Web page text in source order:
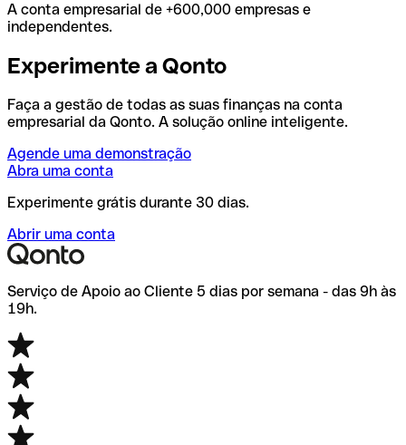
A conta empresarial de +600,000 empresas e
independentes.
Experimente a Qonto
Faça a gestão de todas as suas finanças na conta
empresarial da Qonto. A solução online inteligente.
Agende uma demonstração
Abra uma conta
Experimente grátis durante 30 dias.
Abrir uma conta
Serviço de Apoio ao Cliente 5 dias por semana - das 9h às
19h.